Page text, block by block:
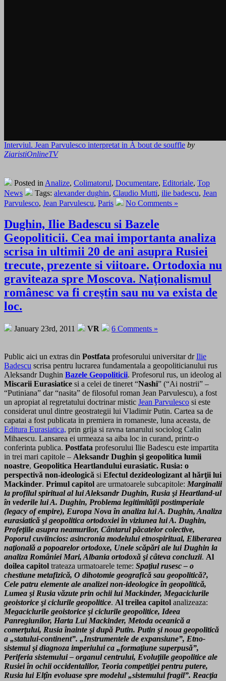
Interviul. Jean Parvulesco interpretat in À bout de souffle by
ZiaristiOnlineTV
Posted in Analize, Colimatorul, Documentare, Editoriale, Top
News
Tags: alexander dughin, Claudio Mutti, ilie badescu, Jean
Parvulesco, Jean Parvulescu, Paris No Comments »
Dughin, Ilie Badescu si Bazele
Geopoliticii. Cea mai importanta analiza
scrisa in ultimii 20 de ani asupra Rusiei
trecute, prezente si viitoare. Ortodoxia nu
graviteaza spre Moscova. Naţionalismul
românesc va fi creştin sau nu va exista de
loc.
January 23rd, 2011 VR 6 Comments »
Public aici un extras din Postfata profesorului universitar drIlie
Badescu scrisa pentru lucrarea fundamentala a geopoliticianului rus
Aleksandr Dughin Bazele Geopoliticii. Profesorul rus, un ideolog al
Miscarii Eurasiatice si a celei de tineret “Nashi” (“Ai nostrii” –
“Putiniana” dar “nasita” de filosoful roman Jean Parvulescu), a fost
un apropiat al regretatului doctrinar mistic Jean Parvulesco si este
considerat unul dintre geostrategii lui Vladimir Putin. Cartea sa de
capatai a fost publicata in premiera in romaneste, luna aceasta, de
Editura Eurasiatica, prin grija si ravna tanarului sociolog Calin
Mihaescu. Lansarea ei urmeaza sa aiba loc in curand, printr-o
conferinta publica. Postfata profesorului Ilie Badescu este impartita
in trei mari capitole – Aleksandr Dughin şi geopolitica lumii
noastre, Geopolitica Heartlandului eurasiatic. Rusia: o
perspectivă non-ideologică si Efectul dezideologizant al hărţii lui
Mackinder. Primul capitol are urmatoarele subcapitole: Marginalii
la profilul spiritual al lui Aleksandr Dughin, Rusia şi Heartland-ul
în vederile lui A. Dughin, Problema legitimităţii postimperiale
(legacy of empire), Europa Nova în analiza lui A. Dughin, Analiza
eurasiatică şi geopolitica ortodoxiei în viziunea lui A. Dughin,
Profeţiile asupra neamurilor, Cântarul păcatelor colective,
Poporul cuviincios: asincronia modelului etnospiritual, Eliberarea
naţională a popoarelor ortodoxe, Unele scăpări ale lui Dughin la
analiza României Mari, Albania ortodoxă şi câteva concluzii. Al
doilea capitol trateaza urmatoarele teme: Spaţiul rusesc – o
chestiune metafizică, O dihotomie geografică sau geopolitică?,
Cele patru elemente ale analizei non-ideologice în geopolitică,
Lumea şi Rusia văzute prin ochii lui Mackinder, Megaciclurile
geoistorice şi ciclurile geopolitice. Al treilea capitol analizeaza:
Megaciclurile geoistorice şi ciclurile geopolitice, Ideea
Panregiunilor, Harta Lui Mackinder, Metoda oceanică a
comerţului, Rusia înainte şi după Putin. Putin şi noua geopolitică
a „statului-continent”. „Instrumentele de expansiune”, Etno-
sistemul şi diagnoza imperiului ca „formaţiune superpusă”,
Periferia sistemului – organul centrului, Evoluţiile geopolitice ale
Rusiei în ochii occidentalilor, Teoria competiţiei pentru putere,
Rusia lui Elţîn evoluase spre modelul „sistemului fragil”. Reacţia